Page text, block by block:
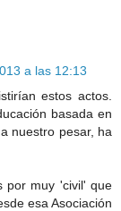
a las 12:13
estos actos.
basada en
nuestro pesar, ha
por muy 'civil' que
esa Asociación